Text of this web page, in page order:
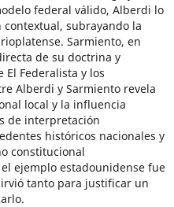
federal válido, Alberdi lo
subrayando la
Sarmiento, en
de su doctrina y
Federalista y los
Alberdi y Sarmiento revela
local y la influencia
de interpretación
históricos nacionales y
constitucional
ejemplo estadounidense fue
tanto para justificar un